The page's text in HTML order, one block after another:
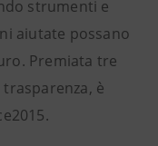
strumenti e
aiutate possano
Premiata tre
è